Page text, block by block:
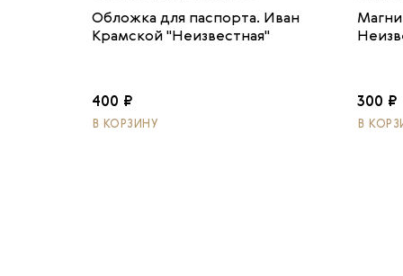
Обложка для паспорта. Иван
Крамской "Неизвестная"
400 ₽
В КОРЗИНУ
300 ₽
В